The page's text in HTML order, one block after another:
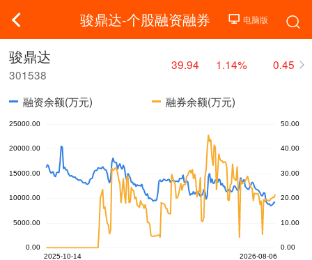
骏鼎达-个股融资融券
骏鼎达
301538
39.94 1.14% 0.45
融资余额(万元) 融券余额(万元)